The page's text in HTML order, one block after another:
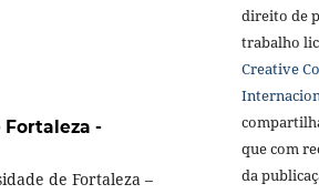
-
de Fortaleza –
direito de
trabalho
Creative
que com
da